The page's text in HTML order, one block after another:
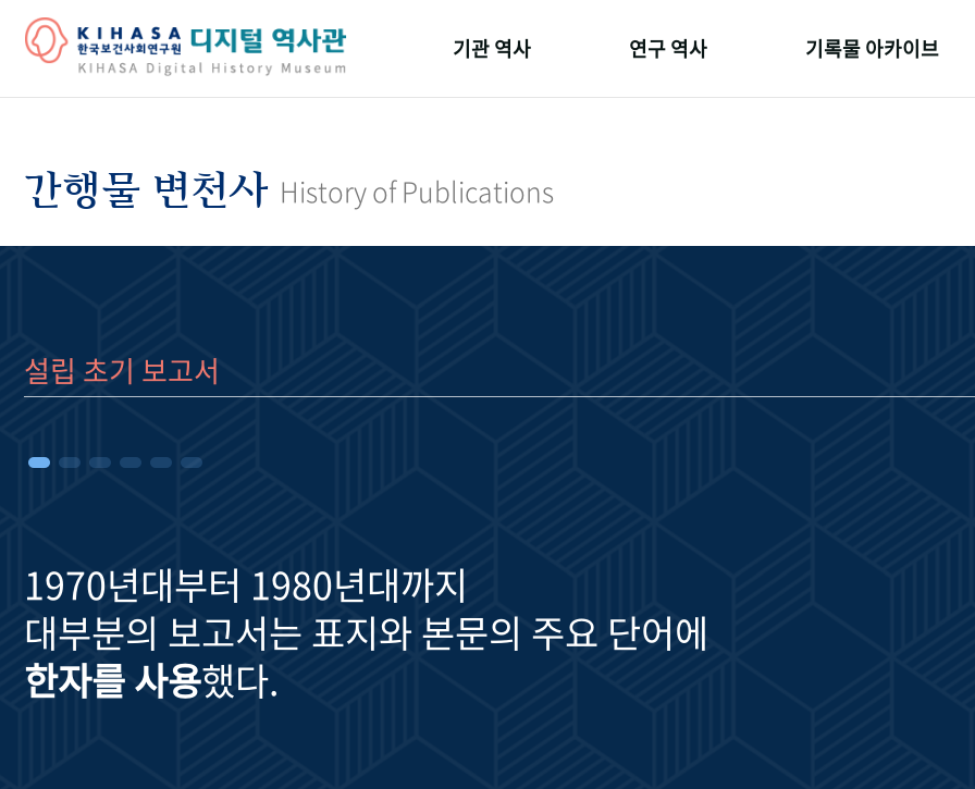
기관 역사
기관 변천사
연구 역사 기록물 아카이브
간행물 변천사 History of Publications
설립 초기 보고서
1970년대부터 1980년대까지
대부분의 보고서는 표지와 본문의 주요 단어에
한자를 사용했다.